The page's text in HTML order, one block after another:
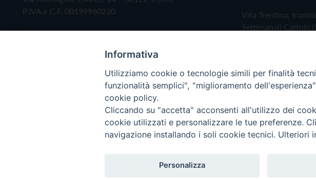
P.IVA e C.F. 00199960220
Vita Trentina,
Settimanali
Privacy Policy
Copyright © 2019 - Tutti i diritti riservati - Vita Trentina Editrice
Informativa
Utilizziamo cookie o tecnologie simili per finalità
funzionalità semplici", "miglioramento
cookie policy.
Cliccando su "accetta" acconsenti all'utilizzo dei
cookie utilizzati e personalizzare le tue preferenze.
navigazione installando i soli cookie tecnici. Ulteriori
Personalizza